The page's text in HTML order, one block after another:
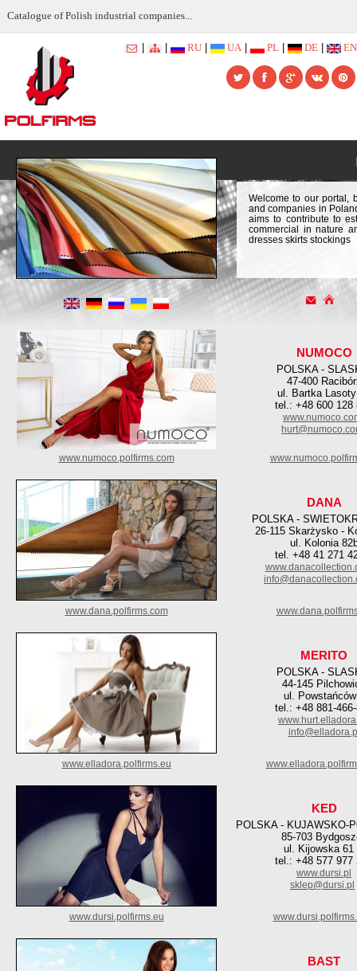
Catalogue of Polish industrial companies...
RU UA PL DE EN
Welcome to our portal,
and companies in
aims to contribute to
commercial in nature
dresses skirts stockings
NUMOCO
POLSKA -
47-400
ul. Bartka
tel.: +48 600 128
www.numoco.polfirms.com
DANA
POLSKA -
26-115 Skarżysko -
ul. Kolonia
tel. +48 41 271
www.dana.polfirms.com
MERITO
POLSKA -
44-145
ul.
tel.: +48 881-
www.elladora.polfirms.eu
KED
POLSKA - KUJAWSKO-
85-703
ul. Kijowska 61
tel.: +48 577 977
www.dursi.pl
sklep@dursi.pl
www.dursi.polfirms.eu
BAST